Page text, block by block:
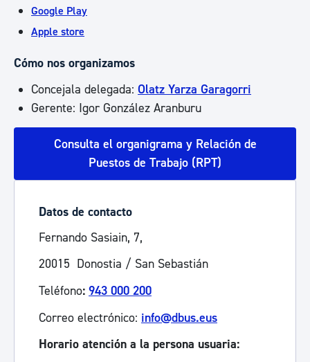
Google Play
Apple store
Cómo nos organizamos
Concejala delegada: Olatz Yarza Garagorri
Gerente: Igor González Aranburu
Consulta el organigrama y Relación de
Puestos de Trabajo (RPT)
Datos de contacto
Fernando Sasiain, 7,
20015 Donostia / San Sebastián
Teléfono: 943 000 200
Correo electrónico: info@dbus.eus
Horario atención a la persona usuaria: